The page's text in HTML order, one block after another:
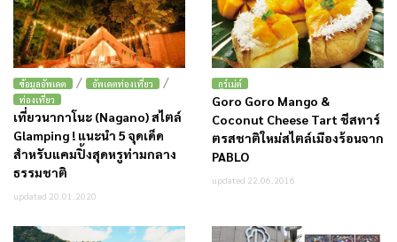
ข้อมูลอัพเดต / อัพเดตท่องเที่ยว /
ท่องเที่ยว
เที่ยวนากาโนะ (Nagano) สไตล์
Glamping ! แนะนำ 5 จุดเด็ด
สำหรับแคมปิ้งสุดหรูท่ามกลาง
ธรรมชาติ
updated 20.01.2020
กูร์เม่ต์
Goro Goro Mango &
Coconut Cheese Tart ชีสทาร์
ตรสชาติใหม่สไตล์เมืองร้อนจาก
PABLO
updated 22.06.2016